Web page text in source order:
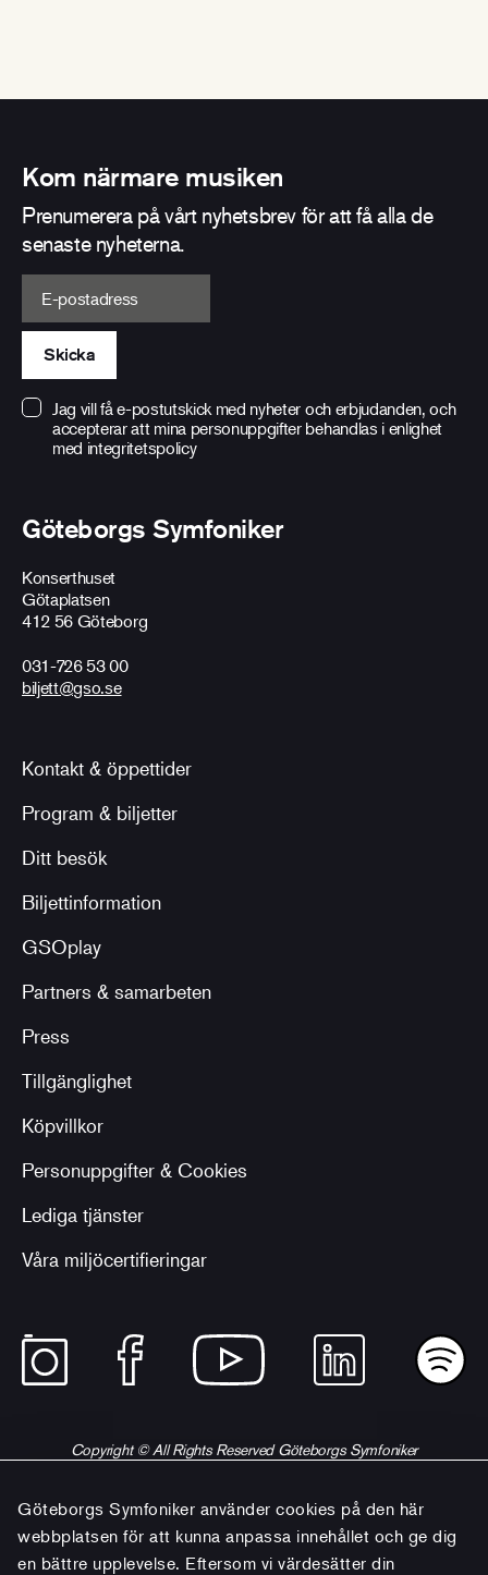
Göteborgs Symfoniker använder cookies på den här
webbplatsen för att kunna anpassa innehållet och ge dig
en bättre upplevelse. Eftersom vi värdesätter din
Göteborgs Symfoniker
Konserthuset
Götaplatsen
412 56 Göteborg
031-726 53 00
biljett@gso.se
Kontakt & öppettider
Program & biljetter
Ditt besök
Biljettinformation
GSOplay
Partners & samarbeten
Press
Tillgänglighet
Köpvillkor
Personuppgifter & Cookies
Lediga tjänster
Våra miljöcertifieringar
Kom närmare musiken
Prenumerera på vårt nyhetsbrev för att få alla de
senaste nyheterna.
E-postadress
Skicka
Jag vill få e-postutskick med nyheter och erbjudanden, och
accepterar att mina personuppgifter behandlas i enlighet
med integritetspolicy
Copyright © All Rights Reserved Göteborgs Symfoniker